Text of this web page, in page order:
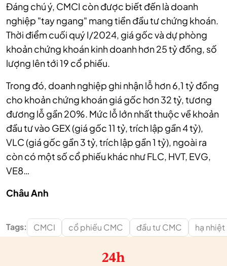
Đáng chú ý, CMCI còn được biết đến là doanh
nghiệp "tay ngang" mang tiền đầu tư chứng khoán.
Thời điểm cuối quý I/2024, giá gốc và dự phòng
khoản chứng khoán kinh doanh hơn 25 tỷ đồng, số
lượng lên tới 19 cổ phiếu.
Trong đó, doanh nghiệp ghi nhận lỗ hơn 6,1 tỷ đồng
cho khoản chứng khoán giá gốc hơn 32 tỷ, tương
đương lỗ gần 20%. Mức lỗ lớn nhất thuộc về khoản
đầu tư vào GEX (giá gốc 11 tỷ, trích lập gần 4 tỷ),
VLC (giá gốc gần 3 tỷ, trích lập gần 1 tỷ), ngoài ra
còn có một số cổ phiếu khác như FLC, HVT, EVG,
VE8…
Châu Anh
Tags: CMCI cổ phiếu CMC đầu tư CMC hạ nhiệt
24h